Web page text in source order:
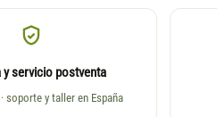
y servicio postventa
soporte y taller en España